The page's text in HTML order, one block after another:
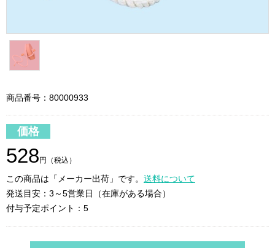
商品番号：80000933
価格
528 円（税込）
この商品は「メーカー出荷」です。 送料について
発送目安：3～5営業日（在庫がある場合）
付与予定ポイント：5